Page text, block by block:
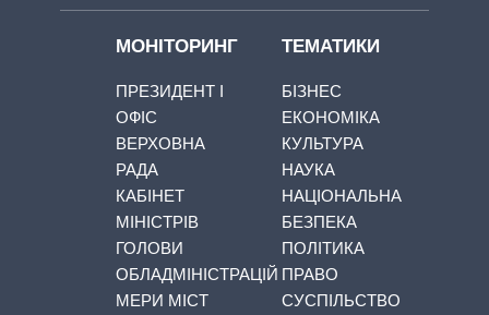
МОНІТОРИНГ
ПРЕЗИДЕНТ І
ОФІС
ВЕРХОВНА
РАДА
КАБІНЕТ
МІНІСТРІВ
ГОЛОВИ
ОБЛАДМІНІСТРАЦІЙ
МЕРИ МІСТ
ТЕМАТИКИ
БІЗНЕС
ЕКОНОМІКА
КУЛЬТУРА
НАУКА
НАЦІОНАЛЬНА
БЕЗПЕКА
ПОЛІТИКА
ПРАВО
СУСПІЛЬСТВО